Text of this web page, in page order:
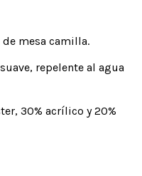
mesa camilla.
repelente al agua
30% acrílico y 20%